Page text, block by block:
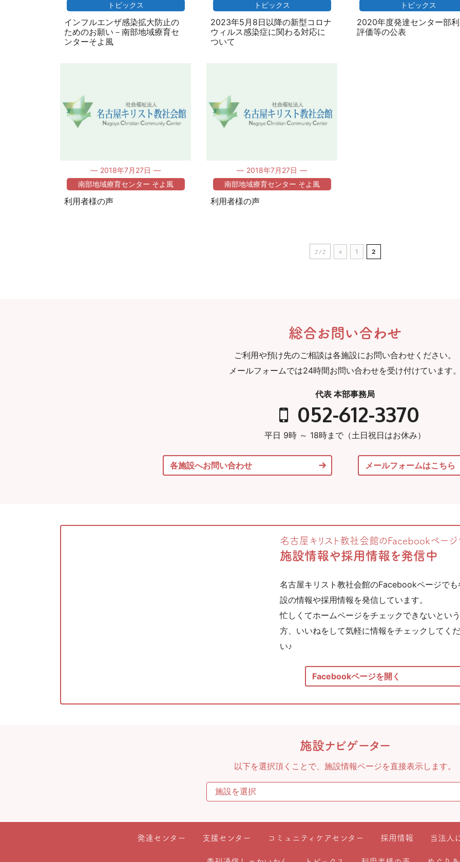
トピックス
インフルエンザ感染拡大防止の
ためのお願い－南部地域療育セ
ンターそよ風
トピックス
2023年5月8日以降の新型コロナ
ウィルス感染症に関わる対応に
ついて
トピックス
2020年度発達センター部
評価等の公表
2018年7月27日
南部地域療育センター そよ風
利用者様の声
2018年7月27日
南部地域療育センター そよ風
利用者様の声
2 / 2 « 1 2
総合お問い合わせ
ご利用や預け先のご相談は各施設にお問い合わせください。
メールフォームでは24時間お問い合わせを受け付けています
代表 本部事務局
052-612-3370
平日 9時 ～ 18時まで（土日祝日はお休み）
各施設へお問い合わせ メールフォームはこちら
名古屋キリスト教社会館のFacebookページ
施設情報や採用情報を発信中
名古屋キリスト教社会館のFacebookページでも
設の情報や採用情報を発信しています。
忙しくてホームページをチェックできないという
方、いいねをして気軽に情報をチェックしてく
い♪
Facebookページを開く
施設ナビゲーター
以下を選択頂くことで、施設情報ページを直接表示します。
発達センター 支援センター コミュニティケアセンター 採用情報 当法人